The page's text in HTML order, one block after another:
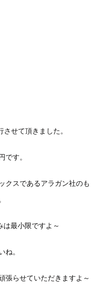
せて頂きました。
です。
クスであるアラガン社のも
は最小限ですよ～
ね。
張らせていただきますよ～